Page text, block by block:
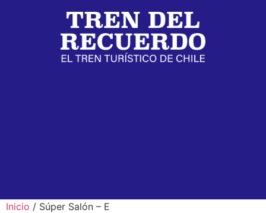
Inicio / Súper Salón – E